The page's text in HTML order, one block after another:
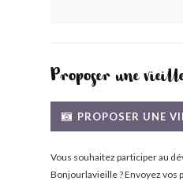
Proposer une
PROPOSER UNE
Vous souhaitez participer au
Bonjourlavieille ? Envoyez vos